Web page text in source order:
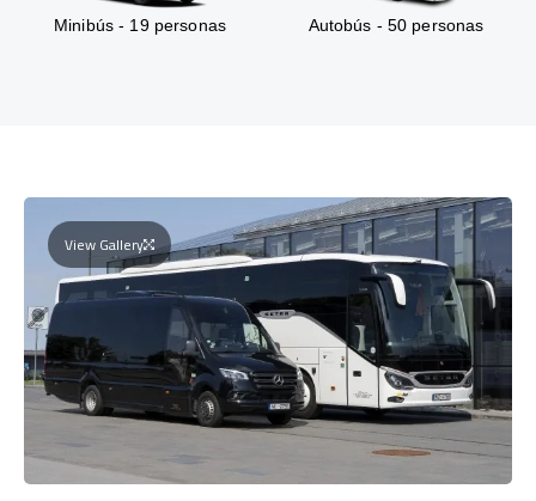
Minibús - 19 personas Autobús - 50 personas
View Gallery